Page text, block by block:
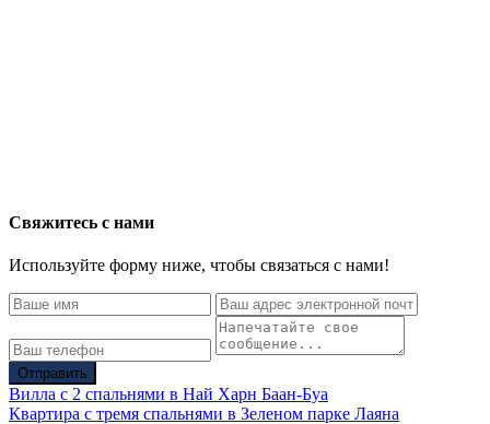
Свяжитесь с нами
Используйте форму ниже, чтобы связаться с нами!
Отправить
Вилла с 2 спальнями в Най Харн Баан-Буа
Квартира с тремя спальнями в Зеленом парке Лаяна